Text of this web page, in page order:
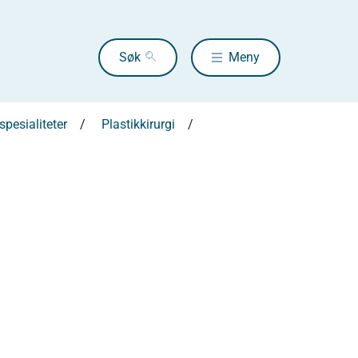
Søk Meny
Plastikkirurgi